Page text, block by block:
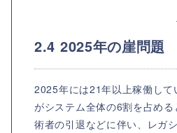
2.4 2025年の崖問題
2025年には21年以上稼働して
がシステム全体の6割を占め
術者の引退などに伴い、レガ